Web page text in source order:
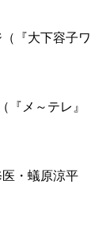
『大下容子ワ
『メ～テレ』
・蟻原涼平